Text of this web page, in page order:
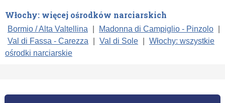
Włochy: więcej ośrodków narciarskich
Bormio / Alta Valtellina Madonna di Campiglio - Pinzolo
Val di Fassa - Carezza
Val di Sole
Włochy: wszystkie
ośrodki narciarskie